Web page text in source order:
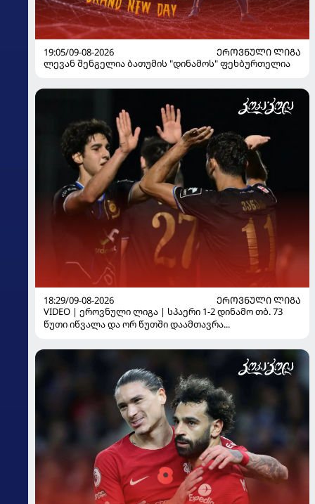
19:05/09-08-2026
ᲔᲠᲝᲕᲜᲣᲚᲘ ᲚᲘᲒᲐ
ლევან შენგელია ბათუმის "დინამოს" ფეხბურთელია
18:29/09-08-2026
ᲔᲠᲝᲕᲜᲣᲚᲘ ᲚᲘᲒᲐ
VIDEO | ეროვნული ლიგა | სპაერი 1-2 დინამო თბ. 73
წუთი იწვალა და ორ წუთში დაამთავრა...